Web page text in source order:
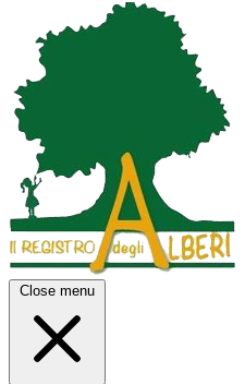
Close menu